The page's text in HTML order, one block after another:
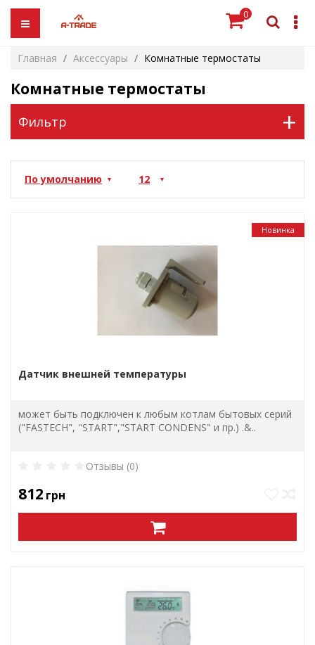
0
Главная Аксессуары Комнатные термостаты
Комнатные термостаты
Фильтр +
Новинка
Датчик внешней температуры
может быть подключен к любым котлам бытовых серий
("FASTECH", "START","START CONDENS" и пр.) .&..
Отзывы (0)
812 грн